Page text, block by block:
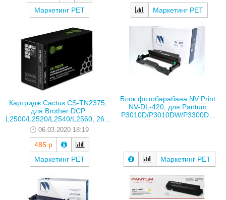
Маркетинг РЕТ
Маркетинг РЕТ
Картридж Cactus CS-TN2375,
для Brother DCP
L2500/L2520/L2540/L2560, 26...
06.03.2020 18:19
485 р
Маркетинг РЕТ
Блок фотобарабана NV Print
NV-DL-420, для Pantum
P3010D/P3010DW/P3300D...
Маркетинг РЕТ